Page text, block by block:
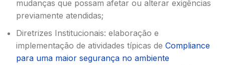
mudanças que possam afetar ou alterar exigências
previamente atendidas;
Diretrizes Institucionais: elaboração e
implementação de atividades típicas de Compliance
para uma maior segurança no ambiente